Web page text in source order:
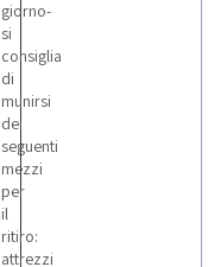
giorno-
si
consiglia
di
munirsi
dei
seguenti
mezzi
per
il
ritiro:
attrezzi